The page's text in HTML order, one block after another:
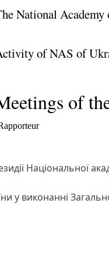
National
of NAS of
of
Національної
у виконанні